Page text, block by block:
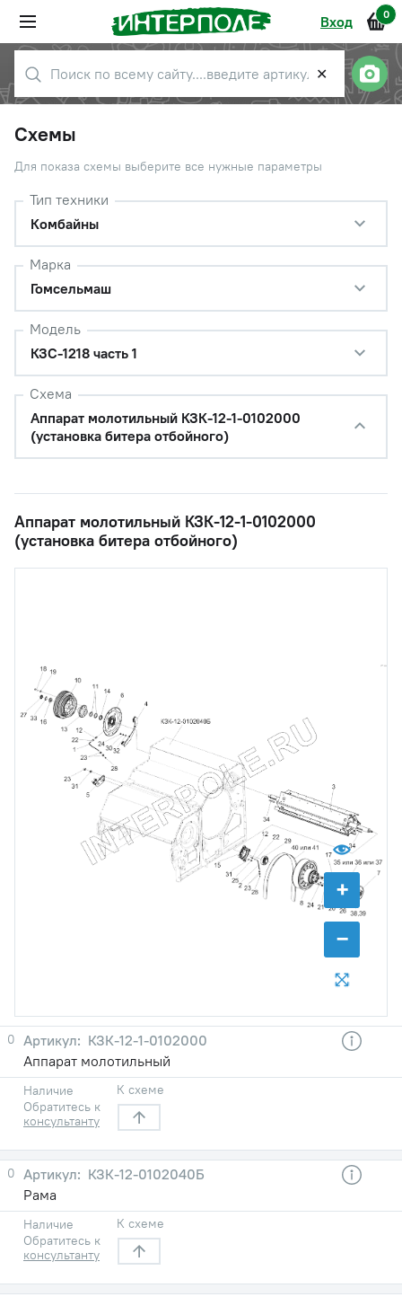
Вход 0
✕
Схемы
Для показа схемы выберите все нужные параметры
Тип техники
Комбайны
Марка
Гомсельмаш
Модель
КЗС-1218 часть 1
Схема
Аппарат молотильный КЗК-12-1-0102000
(установка битера отбойного)
Аппарат молотильный КЗК-12-1-0102000
(установка битера отбойного)
+
−
0
КЗК-12-1-0102000
Аппарат молотильный
Наличие
Обратитесь к
консультанту
К схеме
0
КЗК-12-0102040Б
Рама
Наличие
Обратитесь к
консультанту
К схеме